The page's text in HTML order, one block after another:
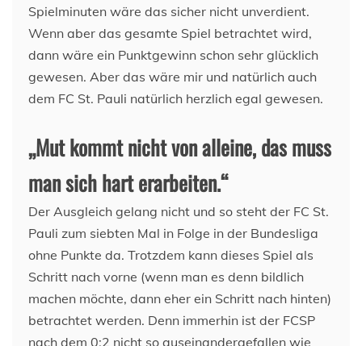
Spielminuten wäre das sicher nicht unverdient.
Wenn aber das gesamte Spiel betrachtet wird,
dann wäre ein Punktgewinn schon sehr glücklich
gewesen. Aber das wäre mir und natürlich auch
dem FC St. Pauli natürlich herzlich egal gewesen.
„Mut kommt nicht von alleine, das muss
man sich hart erarbeiten.“
Der Ausgleich gelang nicht und so steht der FC St.
Pauli zum siebten Mal in Folge in der Bundesliga
ohne Punkte da. Trotzdem kann dieses Spiel als
Schritt nach vorne (wenn man es denn bildlich
machen möchte, dann eher ein Schritt nach hinten)
betrachtet werden. Denn immerhin ist der FCSP
nach dem 0:2 nicht so auseinandergefallen wie